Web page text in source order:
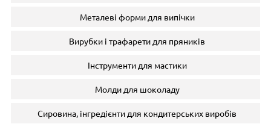
Металеві форми для випічки
Вирубки і трафарети для пряників
Інструменти для мастики
Молди для шоколаду
Сировина, інгредієнти для кондитерських виробів